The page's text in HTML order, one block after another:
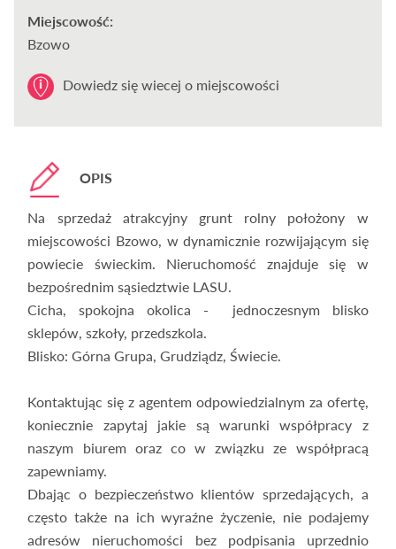
Miejscowość:
Bzowo
Dowiedz się wiecej o miejscowości
OPIS
Na sprzedaż atrakcyjny grunt rolny położony w
miejscowości Bzowo, w dynamicznie rozwijającym się
powiecie świeckim. Nieruchomość znajduje się w
bezpośrednim sąsiedztwie LASU.
Cicha, spokojna okolica - jednoczesnym blisko
sklepów, szkoły, przedszkola.
Blisko: Górna Grupa, Grudziądz, Świecie.
Kontaktując się z agentem odpowiedzialnym za ofertę,
koniecznie zapytaj jakie są warunki współpracy z
naszym biurem oraz co w związku ze współpracą
zapewniamy.
Dbając o bezpieczeństwo klientów sprzedających, a
często także na ich wyraźne życzenie, nie podajemy
adresów nieruchomości bez podpisania uprzednio